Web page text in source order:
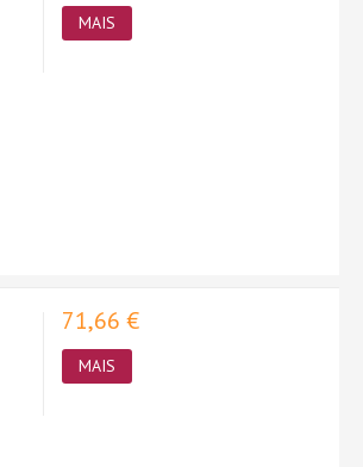
MAIS
71,66 €
MAIS